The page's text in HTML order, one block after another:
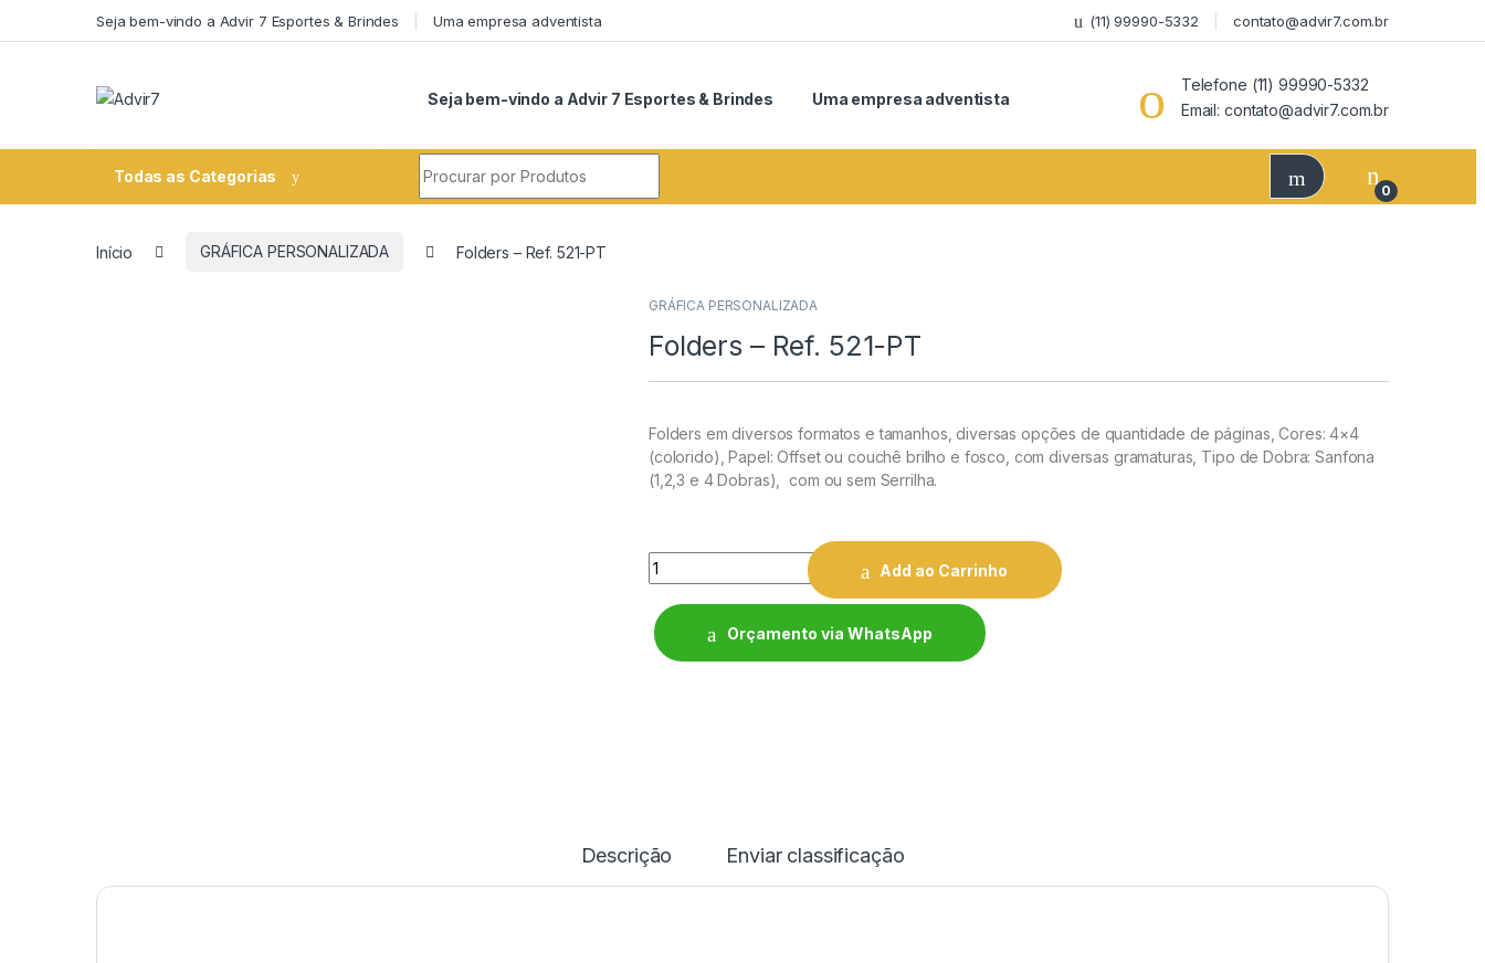
Seja bem-vindo a Advir 7 Esportes & Brindes Uma empresa adventista (11) 99990-5332 contato@advir7.com.br
Seja bem-vindo a Advir 7 Esportes & Brindes Uma empresa adventista
Telefone (11) 99990-5332
Email: contato@advir7.com.br
Todas as Categorias
0
Início GRÁFICA PERSONALIZADA Folders – Ref. 521-PT
GRÁFICA PERSONALIZADA
Folders – Ref. 521-PT
Folders em diversos formatos e tamanhos, diversas opções de quantidade de páginas, Cores: 4×4
(colorido), Papel: Offset ou couchê brilho e fosco, com diversas gramaturas, Tipo de Dobra: Sanfona
(1,2,3 e 4 Dobras), com ou sem Serrilha.
Quantity
Add ao Carrinho
Orçamento via WhatsApp
Descrição Enviar classificação